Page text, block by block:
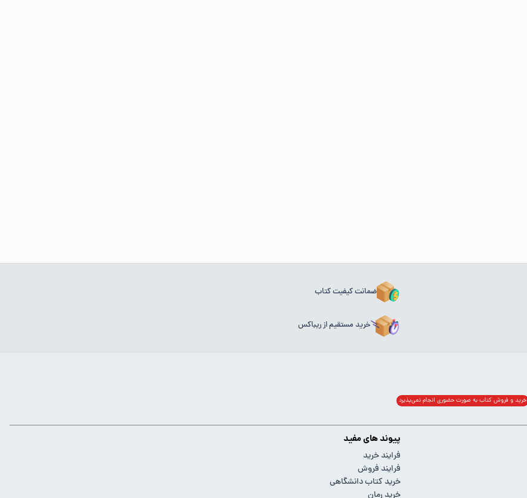
ضمانت کیفیت کتاب
خرید مستقیم از ریباکس
خرید و فروش کتاب به صورت حضوری انجام‌ نمی‌پذیرد
پیوند های مفید
فرایند خرید
فرایند فروش
خرید کتاب دانشگاهی
خرید رمان